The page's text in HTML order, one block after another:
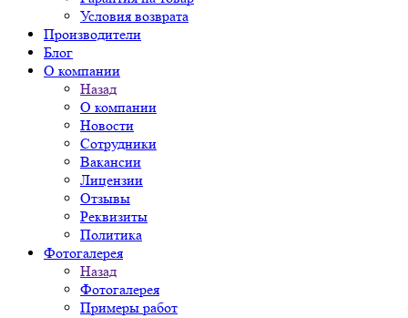
Условия возврата
Производители
Блог
О компании
Назад
О компании
Новости
Сотрудники
Вакансии
Лицензии
Отзывы
Реквизиты
Политика
Фотогалерея
Назад
Фотогалерея
Примеры работ